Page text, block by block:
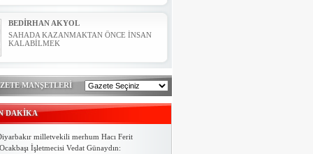
Diyarbakır’ın Merkez Sur İlçesinde
Bütün Öğretmenlerin öğretmenler
bugün kutladığımız 24 Kasım…
İHA'nın haberi ses getirdi, üniforması
olmadığı…
lise öğrencisinin, okul…
BEDİRHAN AKYOL
SAHADA KAZANMAKTAN ÖNCE İNSAN
KALABİLMEK
7. CÜZDEN MESAJLAR..
MEHMET ÇET
Yeni yılınız ( 2024 ) Kutlu Olsun
MANŞETLERİ
DAKİKA
milletvekili merhum Hacı Ferit
İşletmecisi Vedat Günaydın: